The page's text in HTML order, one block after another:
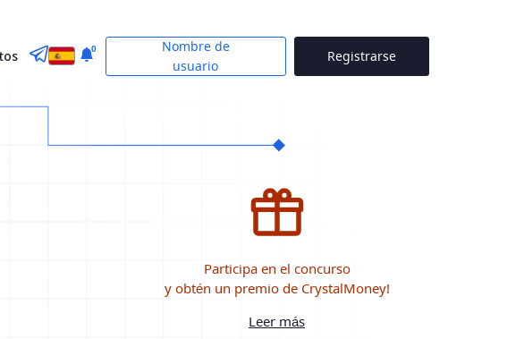
0
Nombre de
usuario
Registrarse
Participa en el concurso
y obtén un premio de CrystalMoney!
Leer más